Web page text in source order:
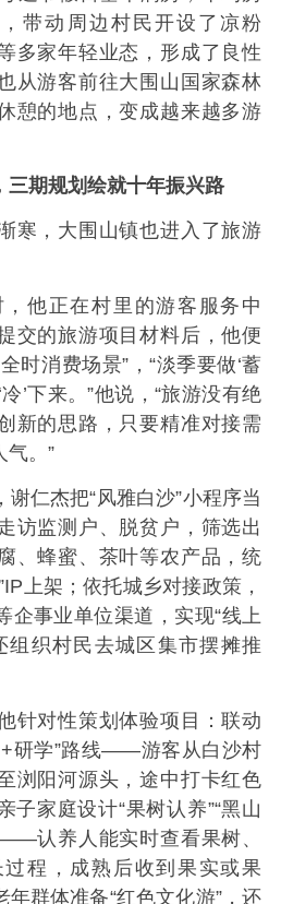
带动周边村民开设了凉粉
多家年轻业态，形成了良性
从游客前往大围山国家森林
憩的地点，变成越来越多游
期规划绘就十年振兴路
，大围山镇也进入了旅游
正在村里的游客服务中
交的旅游项目材料后，他便
时消费场景”，“淡季要做‘蓄
’下来。”他说，“旅游没有绝
新的思路，只要精准对接需
气。”
仁杰把“风雅白沙”小程序当
访监测户、脱贫户，筛选出
、蜂蜜、茶叶等农产品，统
上架；依托城乡对接政策，
企事业单位渠道，实现“线上
组织村民去城区集市摆摊推
对性策划体验项目：联动
+研学”路线——游客从白沙村
浏阳河源头，途中打卡红色
子家庭设计“果树认养”“黑山
认养人能实时查看果树、
程，成熟后收到果实或果
群体准备“红色文化游”，还